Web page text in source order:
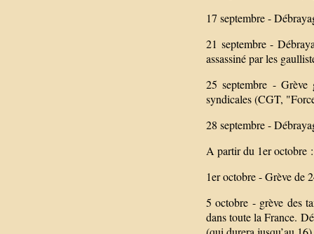
17 septembre -
21 septembre -
assassiné par les
25 septembre - Grève
syndicales (CGT,
28 septembre -
A partir du 1er octobre :
1er octobre - Grève de
5 octobre - grève des
dans toute la France.